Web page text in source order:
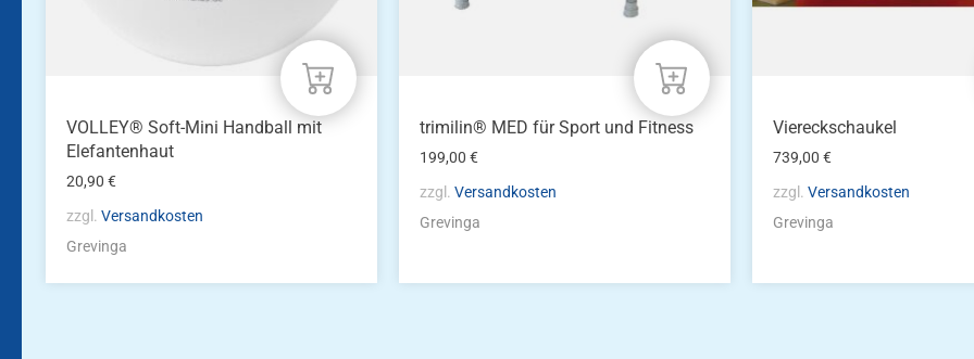
VOLLEY® Soft-Mini Handball mit
Elefantenhaut
20,90€
zzgl.Versandkosten
Grevinga
trimilin® MED für Sport und Fitness
199,00€
zzgl.Versandkosten
Grevinga
Viereckschaukel
739,00€
zzgl.Versandkosten
Grevinga